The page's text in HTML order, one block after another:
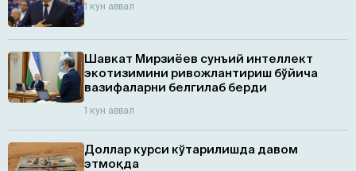
1 кун аввал
Шавкат Мирзиёев сунъий интеллект
экотизимини ривожлантириш бўйича
вазифаларни белгилаб берди
1 кун аввал
Доллар курси кўтарилишда давом
этмоқда